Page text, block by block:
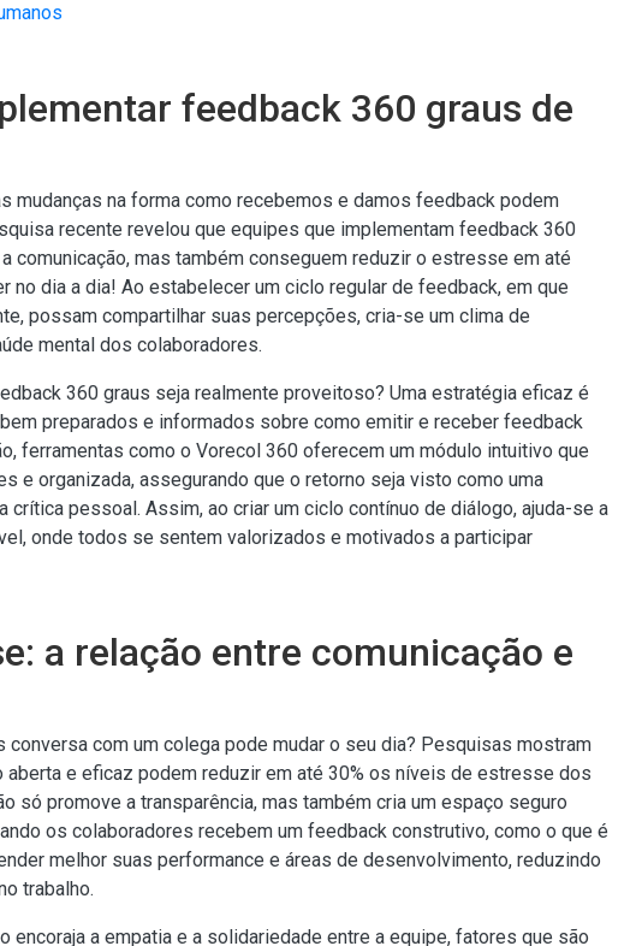
feedback 360 graus de
mudanças na forma como recebemos e damos feedback podem
recente revelou que equipes que implementam feedback 360
comunicação, mas também conseguem reduzir o estresse em até
no dia a dia! Ao estabelecer um ciclo regular de feedback, em que
possam compartilhar suas percepções, cria-se um clima de
mental dos colaboradores.
360 graus seja realmente proveitoso? Uma estratégia eficaz é
preparados e informados sobre como emitir e receber feedback
ferramentas como o Vorecol 360 oferecem um módulo intuitivo que
e organizada, assegurando que o retorno seja visto como uma
pessoal. Assim, ao criar um ciclo contínuo de diálogo, ajuda-se a
onde todos se sentem valorizados e motivados a participar
a relação entre comunicação e
conversa com um colega pode mudar o seu dia? Pesquisas mostram
aberta e eficaz podem reduzir em até 30% os níveis de estresse dos
só promove a transparência, mas também cria um espaço seguro
os colaboradores recebem um feedback construtivo, como o que é
melhor suas performance e áreas de desenvolvimento, reduzindo
trabalho.
encoraja a empatia e a solidariedade entre a equipe, fatores que são